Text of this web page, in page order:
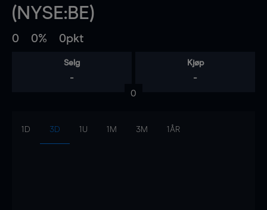
(NYSE:BE)
0 0% 0pkt
Selg
-
Kjøp
-
0
1D 3D 1U 1M 3M 1ÅR